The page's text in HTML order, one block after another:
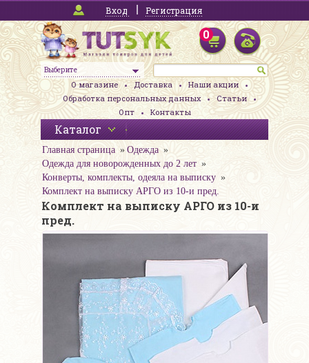
Вход Регистрация
Выберите
0
О магазине Доставка
Наши акции
Обработка персональных данных
Статьи
Опт
Контакты
Каталог
Главная страница
Одежда
Одежда для новорожденных до 2 лет
Конверты, комплекты, одеяла на выписку
Комплект на выписку АРГО из 10-и пред.
Комплект на выписку АРГО из 10-и
пред.